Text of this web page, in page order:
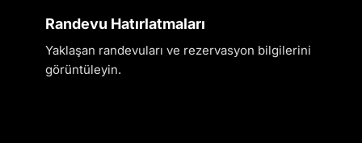
Randevu Hatırlatmaları
Yaklaşan randevuları ve rezervasyon bilgilerini
görüntüleyin.